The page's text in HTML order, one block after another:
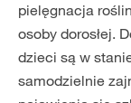
pielęgnacja
osoby dorosłej.
dzieci są w
samodzielnie